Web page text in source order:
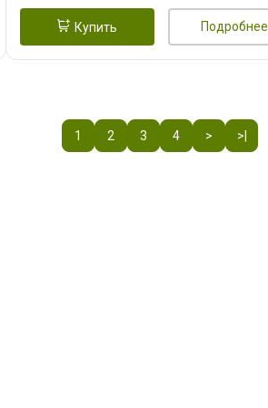
Купить Подробнее
1 2 3 4 > >|